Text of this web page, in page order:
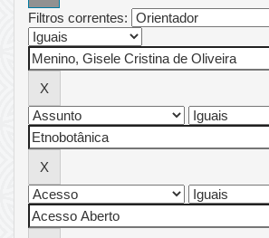
Filtros correntes: